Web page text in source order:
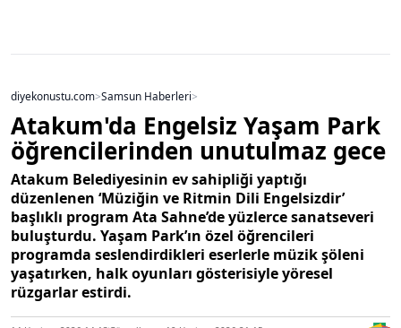
diyekonustu.com>Samsun Haberleri>
Atakum'da Engelsiz Yaşam Park
öğrencilerinden unutulmaz gece
Atakum Belediyesinin ev sahipliği yaptığı
düzenlenen ‘Müziğin ve Ritmin Dili Engelsizdir’
başlıklı program Ata Sahne’de yüzlerce sanatseveri
buluşturdu. Yaşam Park’ın özel öğrencileri
programda seslendirdikleri eserlerle müzik şöleni
yaşatırken, halk oyunları gösterisiyle yöresel
rüzgarlar estirdi.